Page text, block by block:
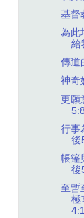
基督
為此
給
傳道
神奇
更願
行事
後
帳篷
後
至暫
極